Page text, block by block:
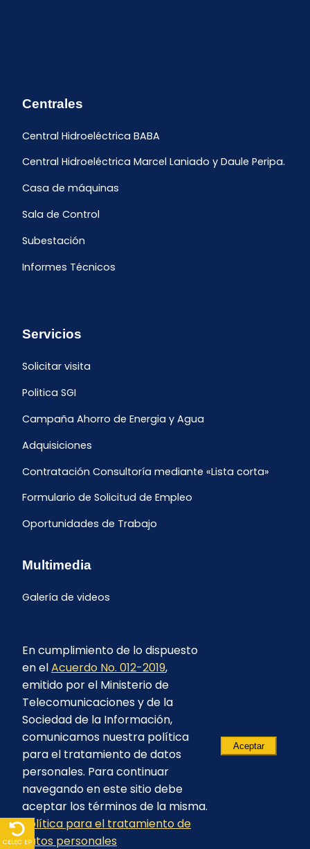
Centrales
Central Hidroeléctrica BABA
Central Hidroeléctrica Marcel Laniado y Daule Peripa.
Casa de máquinas
Sala de Control
Subestación
Informes Técnicos
Servicios
Solicitar visita
Politica SGI
Campaña Ahorro de Energia y Agua
Adquisiciones
Contratación Consultoría mediante «Lista corta»
Formulario de Solicitud de Empleo
Oportunidades de Trabajo
Multimedia
Galería de videos
© 2023 - CELEC EP - Todos los derechos
reservados
En cumplimiento de lo dispuesto
en elAcuerdo No. 012-2019,
emitido por el Ministerio de
Telecomunicaciones y de la
Sociedad de la Información,
comunicamos nuestra política
para el tratamiento de datos
personales. Para continuar
navegando en este sitio debe
aceptar los términos de la misma.
Política para el tratamiento de
datos personales
Aceptar
CELEC EP